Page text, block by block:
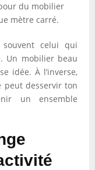
du mobilier
mètre carré.
celui qui
Un mobilier beau
idée. À l’inverse,
peut desservir ton
un ensemble